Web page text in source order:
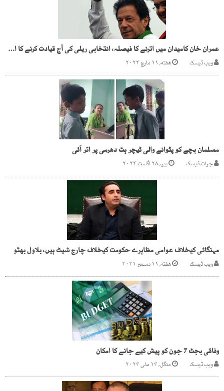
عمران خان کامیدان میں اترنے کا فیصلہ، انتخابی ریلی کی آج قیادت کرنے کا اعلان
ویب ڈیسک هفته, ۱۱ مارچ ۲۰۲۳
مسلمان بچے کو پٹوانے والی ٹیچر ہٹ دھرمی پر اتر آئی
جرات ڈیسک پیر, ۲۸ اگست ۲۰۲۳
مہنگائی کیخلاف عوامی مظاہرے حکومت کیخلاف چارج شیٹ ہیں، بلاول بھٹو
ویب ڈیسک هفته, ۱۱ دسمبر ۲۰۲۱
وفاقی بجٹ 7 جون کو پیش کیے جانے کا امکان
ویب ڈیسک منگل, ۱۴ مئی ۲۰۲۴